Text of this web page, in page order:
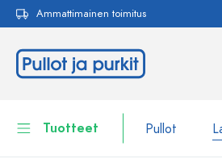
Siirry päänavigointiin
Ammattimainen toimitus
Tuotteet Pullot